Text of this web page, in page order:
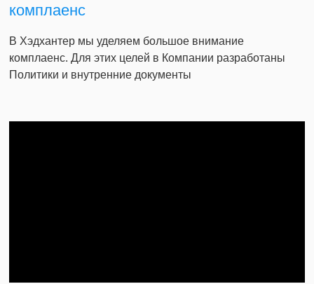
комплаенс
В Хэдхантер мы уделяем большое внимание
комплаенс. Для этих целей в Компании разработаны
Политики и внутренние документы